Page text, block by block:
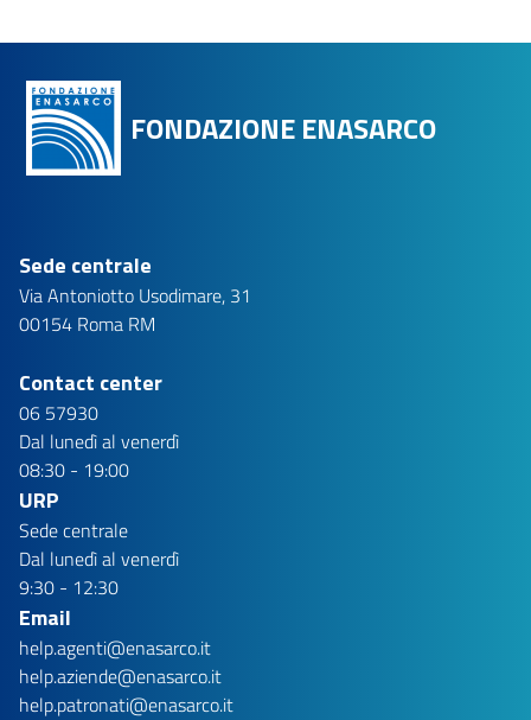
FONDAZIONE ENASARCO
Sede centrale
Via Antoniotto Usodimare, 31
00154 Roma RM
Contact center
06 57930
Dal lunedì al venerdì
08:30 - 19:00
URP
Sede centrale
Dal lunedì al venerdì
9:30 - 12:30
Email
help.agenti@enasarco.it
help.aziende@enasarco.it
help.patronati@enasarco.it